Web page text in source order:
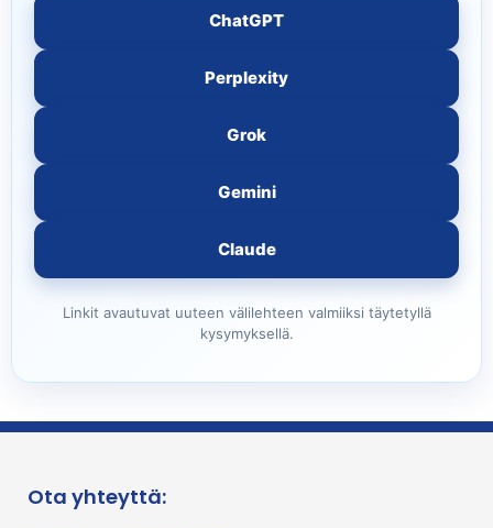
ChatGPT
Perplexity
Grok
Gemini
Claude
Linkit avautuvat uuteen välilehteen valmiiksi täytetyllä
kysymyksellä.
Ota yhteyttä: